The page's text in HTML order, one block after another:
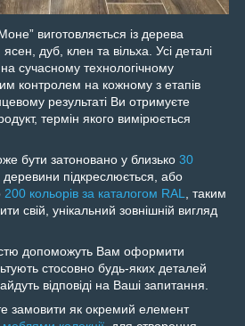
виготовляється із дерева
дуб, клен та вільха. Усі деталі
сучасному технологічному
контролем на кожному з етапів
результаті Ви отримуєте
термін якого вимірюється
бути затоновано у близько 30
деревини підкреслюється, або
200 кольорів за каталогом RAL
, таким
свій, унікальний зовнішній вигляд
допоможуть Вам оформити
стосовно будь-яких деталей
відповіді на Ваші запитання.
замовити як окремий елемент